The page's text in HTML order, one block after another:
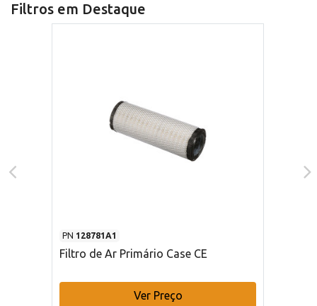
Filtros em Destaque
PN 128781A1
Filtro de Ar Primário Case CE
Ver Preço